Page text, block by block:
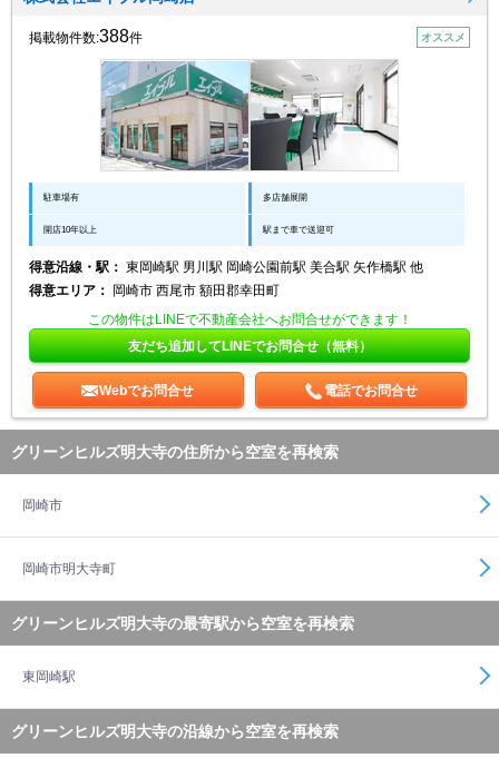
掲載物件数:388件 オススメ
駐車場有 多店舗展開
開店10年以上 駅まで車で送迎可
得意沿線・駅： 東岡崎駅 男川駅 岡崎公園前駅 美合駅 矢作橋駅 他
得意エリア：
岡崎市 西尾市 額田郡幸田町
この物件はLINEで不動産会社へお問合せができます！
友だち追加してLINEでお問合せ（無料）
Webでお問合せ 電話でお問合せ
グリーンヒルズ明大寺の住所から空室を再検索
岡崎市
岡崎市明大寺町
グリーンヒルズ明大寺の最寄駅から空室を再検索
東岡崎駅
グリーンヒルズ明大寺の沿線から空室を再検索